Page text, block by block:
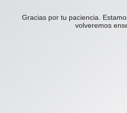
Gracias por tu paciencia.
volveremos